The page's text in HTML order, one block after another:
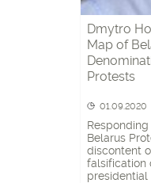
Dmytro
Map of
Protests
01.09.2020
Belarus
discontent
falsification
presidential